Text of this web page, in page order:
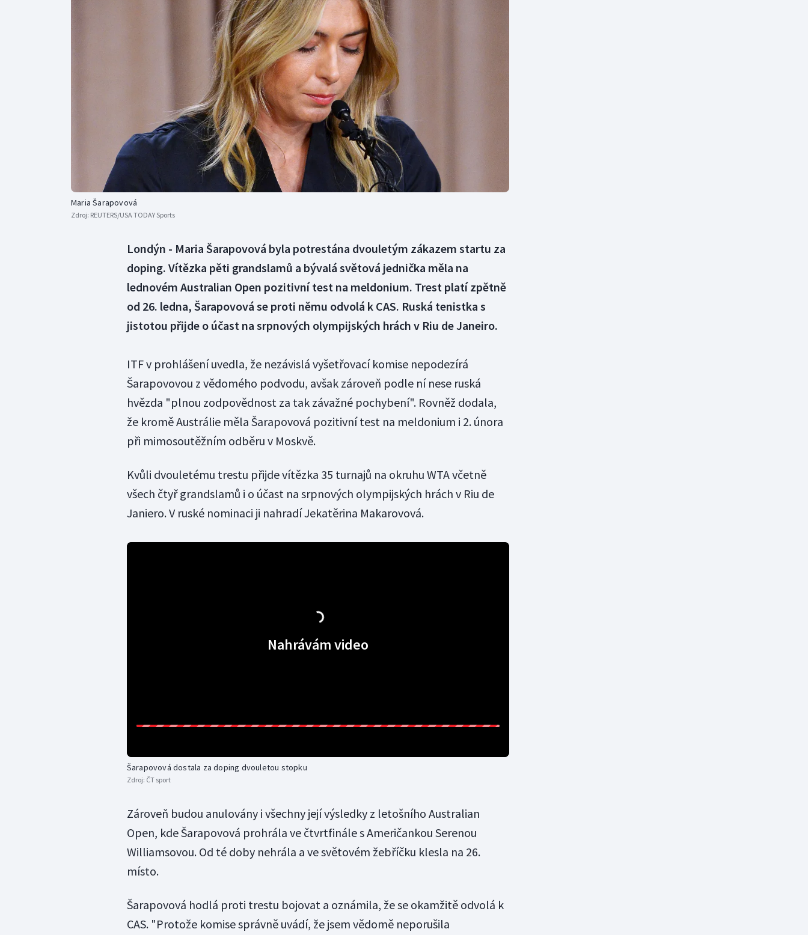
Dostihy
Florbal
Futsal
Golf
Gymnastika
Moderní pětiboj
Motorsport
Olympijské hry
Parasport
Plavání
Plážový volejbal
Volejbal
Maria Šarapovová
Zdroj: REUTERS/USA TODAY Sports
Londýn - Maria Šarapovová byla potrestána dvouletým zákazem startu za
doping. Vítězka pěti grandslamů a bývalá světová jednička měla na
lednovém Australian Open pozitivní test na meldonium. Trest platí zpětně
od 26. ledna, Šarapovová se proti němu odvolá k CAS. Ruská tenistka s
jistotou přijde o účast na srpnových olympijských hrách v Riu de Janeiro.
ITF v prohlášení uvedla, že nezávislá vyšetřovací komise nepodezírá
Šarapovovou z vědomého podvodu, avšak zároveň podle ní nese ruská
hvězda "plnou zodpovědnost za tak závažné pochybení". Rovněž dodala,
že kromě Austrálie měla Šarapovová pozitivní test na meldonium i 2. února
při mimosoutěžním odběru v Moskvě.
Kvůli dvouletému trestu přijde vítězka 35 turnajů na okruhu WTA včetně
všech čtyř grandslamů i o účast na srpnových olympijských hrách v Riu de
Janiero. V ruské nominaci ji nahradí Jekatěrina Makarovová.
Nahrávám video
Šarapovová dostala za doping dvouletou stopku
Zdroj: ČT sport
Zároveň budou anulovány i všechny její výsledky z letošního Australian
Open, kde Šarapovová prohrála ve čtvrtfinále s Američankou Serenou
Williamsovou. Od té doby nehrála a ve světovém žebříčku klesla na 26.
místo.
Šarapovová hodlá proti trestu bojovat a oznámila, že se okamžitě odvolá k
CAS. "Protože komise správně uvádí, že jsem vědomě neporušila